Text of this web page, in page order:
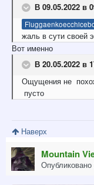
В 09.05.2022 в
жаль в сути своей
Вот именно
В 20.05.2022 в
Ощущения не по
пусто
Наверх
Mountain
Опубликовано